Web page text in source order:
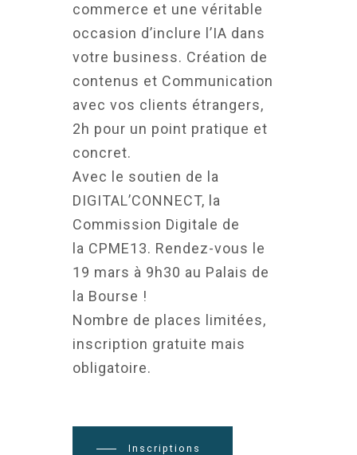
commerce et une véritable
occasion d’inclure l’IA dans
votre business. Création de
contenus et Communication
avec vos clients étrangers,
2h pour un point pratique et
concret.
Avec le soutien de la
DIGITAL’CONNECT, la
Commission Digitale de
la CPME13. Rendez-vous le
19 mars à 9h30 au Palais de
la Bourse !
Nombre de places limitées,
inscription gratuite mais
obligatoire.
Inscriptions